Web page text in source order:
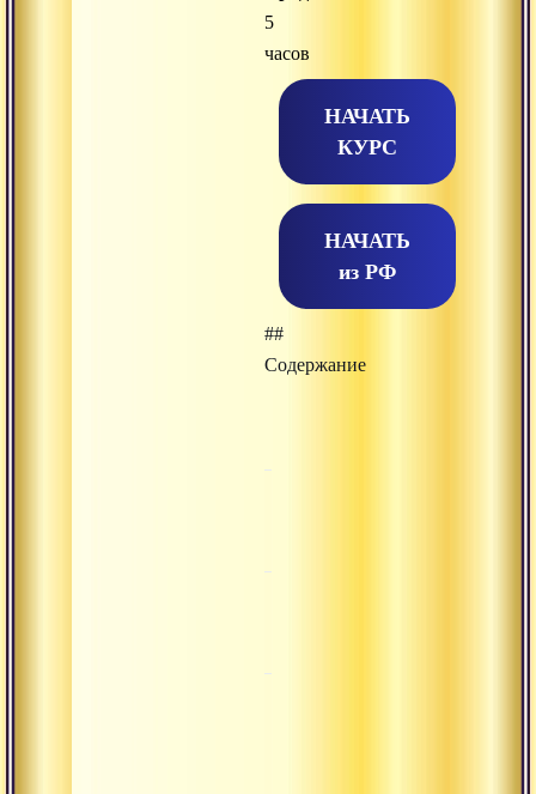
5
часов
НАЧАТЬ
КУРС
НАЧАТЬ
из РФ
##
Содержание